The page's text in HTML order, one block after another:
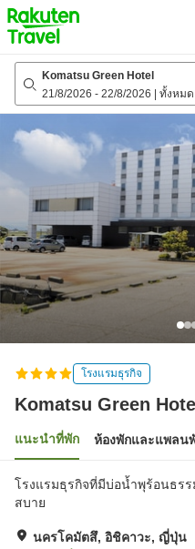
to
top
page
Komatsu Green Hotel
21/8/2026 - 22/8/2026 ทั้งหม
โรงแรมธุรกิจ
Komatsu Green Hotel
แนะนำที่พัก ห้องพักและแพลน
โรงแรมธุรกิจที่มีบ่อน้ำพุร้อนธร
สบาย
นครโคมัตสึ, อิชิคาวะ, ญี่ปุ่น